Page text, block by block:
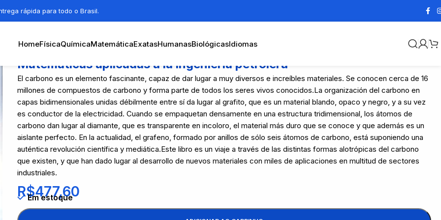
rápida para todo o Brasil.
HomeFísicaQuímicaMatemáticaExatasHumanasBiológicasIdiomas
Matemáticas aplicadas a la ingeniería petrolera
El carbono es un elemento fascinante, capaz de dar lugar a muy diversos e increíbles materiales. Se conocen cerca de 16
millones de compuestos de carbono y forma parte de todos los seres vivos conocidos.La organización del carbono en
capas bidimensionales unidas débilmente entre sí da lugar al grafito, que es un material blando, opaco y negro, y a su vez
es conductor de la electricidad. Cuando se empaquetan densamente en una estructura tridimensional, los átomos de
carbono dan lugar al diamante, que es transparente en incoloro, el material más duro que se conoce y que además es un
aislante perfecto. En la actualidad, el grafeno, formado por anillos de sólo seis átomos de carbono, está suponiendo una
auténtica revolución científica y mediática.Este libro es un viaje a través de las distintas formas alotrópicas del carbono
que existen, y que han dado lugar al desarrollo de nuevos materiales con miles de aplicaciones en multitud de sectores
industriales.
R$477,60
Em estoque